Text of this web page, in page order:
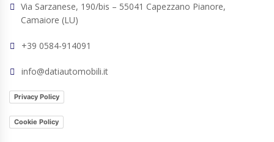
Via Sarzanese, 190/bis – 55041 Capezzano Pianore,
Camaiore (LU)
+39 0584-914091
info@datiautomobili.it
Privacy Policy
Cookie Policy